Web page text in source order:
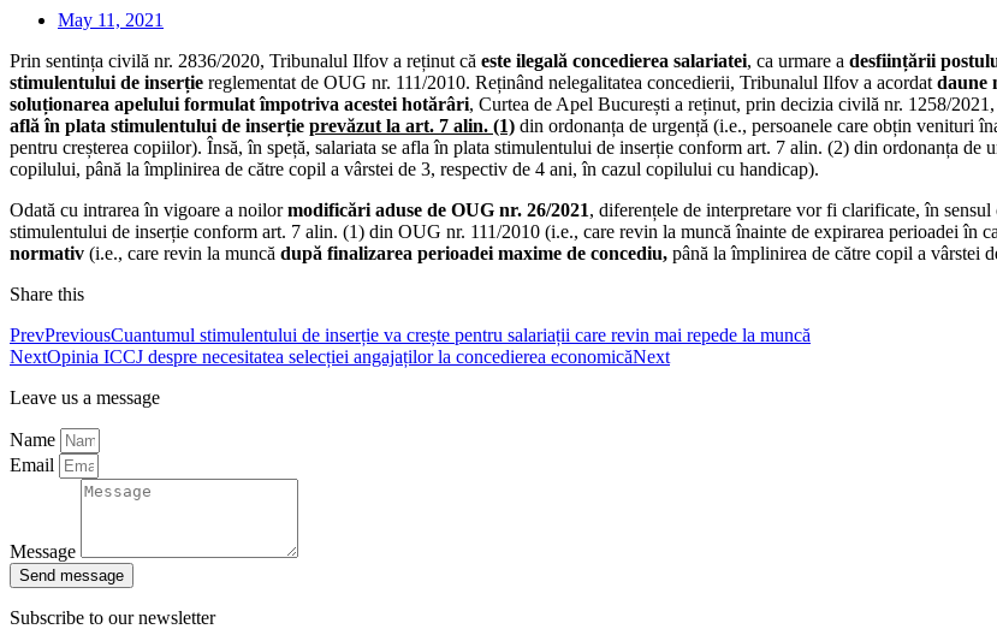
May 11, 2021
Prin sentința civilă nr. 2836/2020, Tribunalul Ilfov a reținut că este ilegală concedierea salariatei, ca urmare a desființării
stimulentului de inserție reglementat de OUG nr. 111/2010. Reținând nelegalitatea concedierii, Tribunalul Ilfov a acordat daune
soluționarea apelului formulat împotriva acestei hotărâri, Curtea de Apel București a reținut, prin decizia civilă nr. 1258/2021,
află în plata stimulentului de inserție prevăzut la art. 7 alin. (1) din ordonanța de urgență (i.e., persoanele care obțin venituri
pentru creșterea copiilor). Însă, în speță, salariata se afla în plata stimulentului de inserție conform art. 7 alin. (2) din ordonanța
copilului, până la împlinirea de către copil a vârstei de 3, respectiv de 4 ani, în cazul copilului cu handicap).
Odată cu intrarea în vigoare a noilormodificări aduse de OUG nr. 26/2021, diferențele de interpretare vor fi clarificate, în sensul
stimulentului de inserție conform art. 7 alin. (1) din OUG nr. 111/2010 (i.e., care revin la muncă înainte de expirarea perioadei în
normativ (i.e., care revin la muncă după finalizarea perioadei maxime de concediu, până la împlinirea de către copil a vârstei
Share this
PrevPreviousCuantumul stimulentului de inserție va crește pentru salariații care revin mai repede la muncă
NextOpinia ICCJ despre necesitatea selecției angajaților la concedierea economicăNext
Leave us a message
Name
Email
Message
Send message
Subscribe to our newsletter